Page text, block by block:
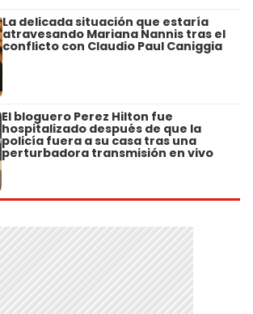
La delicada situación que estaría
atravesando Mariana Nannis tras el
conflicto con Claudio Paul Caniggia
El bloguero Perez Hilton fue
hospitalizado después de que la
policía fuera a su casa tras una
perturbadora transmisión en vivo